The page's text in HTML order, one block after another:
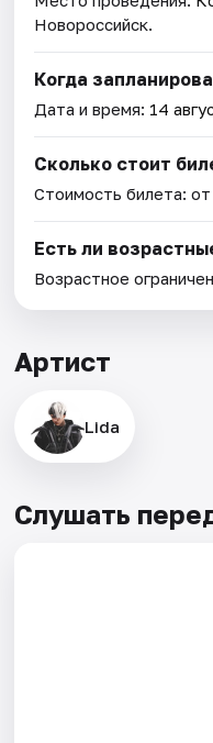
Новороссийск.
Когда
Дата и время: 14
Сколько стоит
Стоимость билета:
Есть ли
Возрастное
Артист
Lida
Слушать